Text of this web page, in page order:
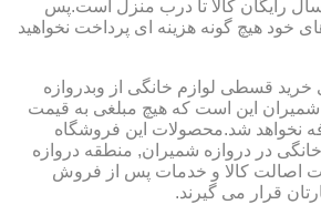
رایگان کالا تا درب منزل است.پس
خود هیچ گونه هزینه ای پرداخت نخواهید
خرید قسطی لوازم خانگی از وبدروازه
این است که هیچ مبلغی به قیمت
نخواهد شد.محصولات این فروشگاه
در دروازه شمیران, منطقه دروازه
اصالت کالا و خدمات پس از فروش
قرار می گیرند.